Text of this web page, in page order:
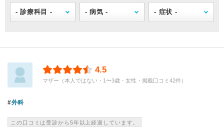
4.5
マザー（本人ではない・1〜3歳・女性・掲載口コミ42件）
外科
この口コミは受診から5年以上経過しています。